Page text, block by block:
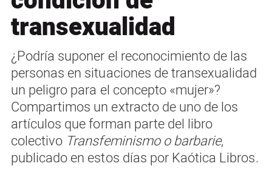
transexualidad
¿Podría suponer el reconocimiento de las
personas en situaciones de transexualidad
un peligro para el concepto «mujer»?
Compartimos un extracto de uno de los
artículos que forman parte del libro
colectivo Transfeminismo o barbarie,
publicado en estos días por Kaótica Libros.